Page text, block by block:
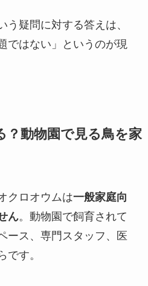
う疑問に対する答えは、
ではない」というのが現
動物園で見る鳥を家
クロオウムは一般家庭向
ん。動物園で飼育されて
ース、専門スタッフ、医
です。